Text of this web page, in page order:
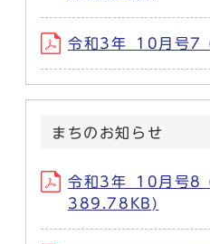
令和3年_10月号7
まちのお知らせ
令和3年_10月号8
389.78KB)